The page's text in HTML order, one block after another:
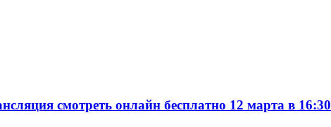
смотреть онлайн бесплатно 12 марта в 16:30